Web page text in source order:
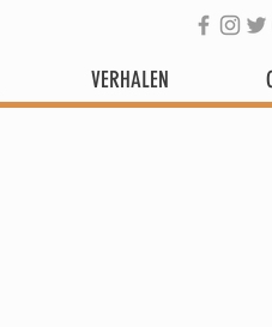
VERHALEN